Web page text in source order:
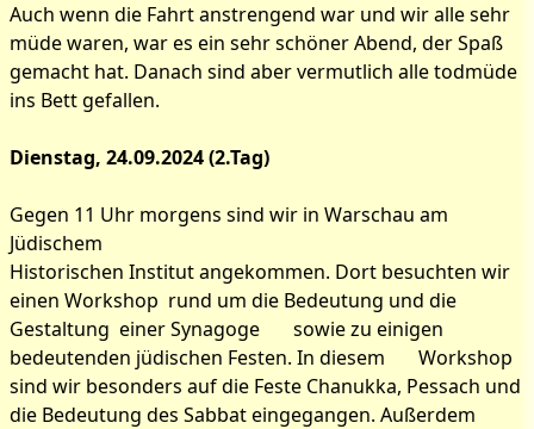
Auch wenn die Fahrt anstrengend war und wir alle sehr
müde waren, war es ein sehr schöner Abend, der Spaß
gemacht hat. Danach sind aber vermutlich alle todmüde
ins Bett gefallen.
Dienstag, 24.09.2024 (2.Tag)
Gegen 11 Uhr morgens sind wir in Warschau am
Jüdischem
Historischen Institut angekommen. Dort besuchten wir
einen Workshop rund um die Bedeutung und die
Gestaltung einer Synagoge sowie zu einigen
bedeutenden jüdischen Festen. In diesem Workshop
sind wir besonders auf die Feste Chanukka, Pessach und
die Bedeutung des Sabbat eingegangen. Außerdem